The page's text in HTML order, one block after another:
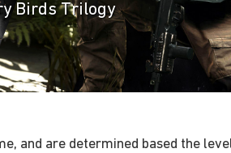
Birds Trilogy
and are determined based the